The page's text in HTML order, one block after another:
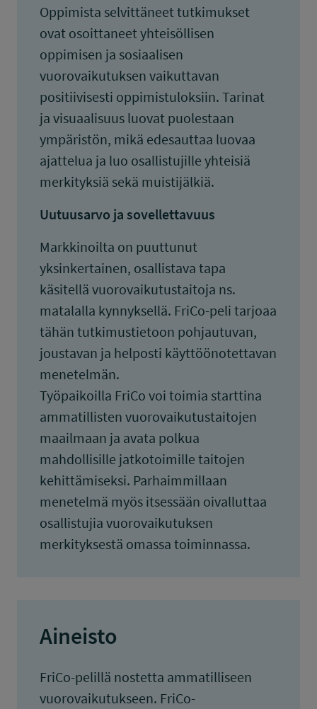
Oppimista selvittäneet tutkimukset
ovat osoittaneet yhteisöllisen
oppimisen ja sosiaalisen
vuorovaikutuksen vaikuttavan
positiivisesti oppimistuloksiin. Tarinat
ja visuaalisuus luovat puolestaan
ympäristön, mikä edesauttaa luovaa
ajattelua ja luo osallistujille yhteisiä
merkityksiä sekä muistijälkiä.
Uutuusarvo ja sovellettavuus
Markkinoilta on puuttunut
yksinkertainen, osallistava tapa
käsitellä vuorovaikutustaitoja ns.
matalalla kynnyksellä. FriCo-peli tarjoaa
tähän tutkimustietoon pohjautuvan,
joustavan ja helposti käyttöönotettavan
menetelmän.
Työpaikoilla FriCo voi toimia starttina
ammatillisten vuorovaikutustaitojen
maailmaan ja avata polkua
mahdollisille jatkotoimille taitojen
kehittämiseksi. Parhaimmillaan
menetelmä myös itsessään oivalluttaa
osallistujia vuorovaikutuksen
merkityksestä omassa toiminnassa.
Aineisto
FriCo-pelillä nostetta ammatilliseen
vuorovaikutukseen. FriCo-